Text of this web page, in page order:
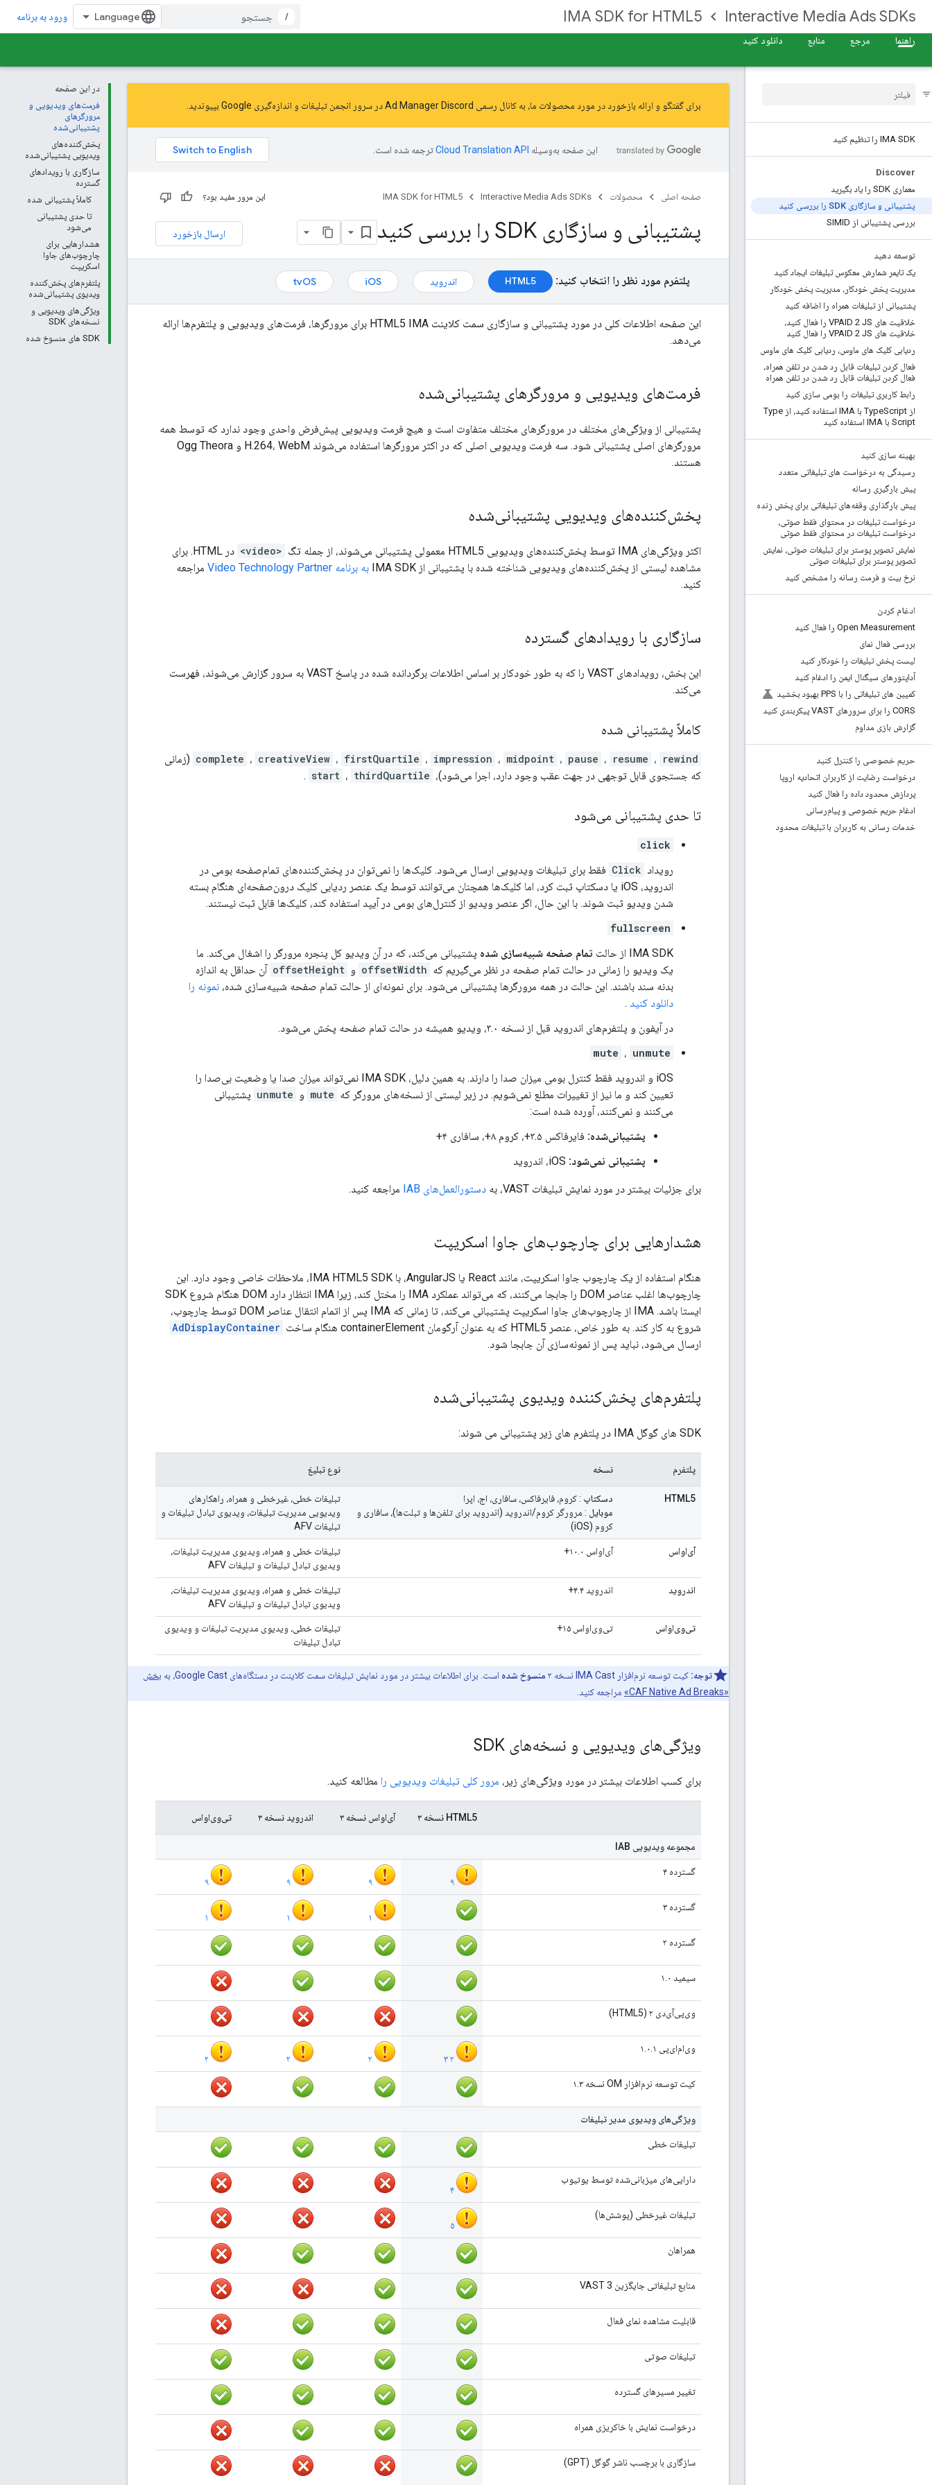
Interactive Media Ads SDKs
IMA SDK for HTML5
/ ورود به برنامه
راهنما مرجع منابع دانلود کنید
IMA SDK را تنظیم کنید
Discover
معماری SDK را یاد بگیرید
پشتیبانی و سازگاری SDK را بررسی کنید
بررسی پشتیبانی از SIMID
توسعه دهید
یک تایمر شمارش معکوس تبلیغات ایجاد کنید
مدیریت پخش خودکار، مدیریت پخش خودکار
پشتیبانی از تبلیغات همراه را اضافه کنید
خلاقیت های VPAID 2 JS را فعال کنید،
خلاقیت های VPAID 2 JS را فعال کنید
ردیابی کلیک های ماوس، ردیابی کلیک های ماوس
فعال کردن تبلیغات قابل رد شدن در تلفن همراه،
فعال کردن تبلیغات قابل رد شدن در تلفن همراه
رابط کاربری تبلیغات را بومی سازی کنید
از Type Script با IMA استفاده کنید، از Type
Script با IMA استفاده کنید
بهینه سازی کنید
رسیدگی به درخواست های تبلیغاتی متعدد
پیش بارگیری رسانه
پیش بارگذاری وقفه‌های تبلیغاتی برای پخش زنده
درخواست تبلیغات در محتوای فقط صوتی،
درخواست تبلیغات در محتوای فقط صوتی
نمایش تصویر پوستر برای تبلیغات صوتی، نمایش
تصویر پوستر برای تبلیغات صوتی
نرخ بیت و فرمت رسانه را مشخص کنید
ادغام کردن
Open Measurement را فعال کنید
بررسی فعال نمای
لیست پخش تبلیغات را خودکار کنید
آداپتورهای سیگنال ایمن را ادغام کنید
کمپین های تبلیغاتی را با PPS بهبود بخشید
CORS را برای سرورهای VAST پیکربندی کنید
گزارش بازی مداوم
حریم خصوصی را کنترل کنید
درخواست رضایت از کاربران اتحادیه اروپا
پردازش محدود داده را فعال کنید
ادغام حریم خصوصی و پیام‌رسانی
خدمات رسانی به کاربران با تبلیغات محدود
در این صفحه
فرمت‌های ویدیویی و
مرورگرهای
پشتیبانی‌شده
پخش‌کننده‌های
ویدیویی پشتیبانی‌شده
سازگاری با رویدادهای
گسترده
کاملاً پشتیبانی شده
تا حدی پشتیبانی
می‌شود
هشدارهایی برای
چارچوب‌های جاوا
اسکریپت
پلتفرم‌های پخش‌کننده
ویدیوی پشتیبانی‌شده
ویژگی‌های ویدیویی و
نسخه‌های SDK
SDK های منسوخ شده
برای گفتگو و ارائه بازخورد در مورد محصولات ما، به کانال رسمی Ad Manager Discord در سرور انجمن تبلیغات و اندازه‌گیری Google بپیوندید.
این صفحه به‌وسیله ترجمه شده است.
صفحه اصلی محصولات Interactive Media Ads SDKs
IMA SDK for HTML5 این مرور مفید بود؟
ارسال بازخورد پشتیبانی و سازگاری SDK را بررسی کنید
پلتفرم مورد نظر را انتخاب کنید: HTML5 اندروید iOS
tvOS
این صفحه اطلاعات کلی در مورد پشتیبانی و سازگاری سمت کلاینت HTML5 IMA برای مرورگرها، فرمت‌های ویدیویی و پلتفرم‌ها ارائه
می‌دهد.
فرمت‌های ویدیویی و مرورگرهای پشتیبانی‌شده
پشتیبانی از ویژگی‌های مختلف در مرورگرهای مختلف متفاوت است و هیچ فرمت ویدیویی پیش‌فرض واحدی وجود ندارد که توسط همه
مرورگرهای اصلی پشتیبانی شود. سه فرمت ویدیویی اصلی که در اکثر مرورگرها استفاده می‌شوند H.264، WebM و Ogg Theora
هستند.
پخش‌کننده‌های ویدیویی پشتیبانی‌شده
اکثر ویژگی‌های IMA توسط پخش‌کننده‌های ویدیویی HTML5 معمولی پشتیبانی می‌شوند، از جمله تگ <video>
در HTML. برای
مشاهده لیستی از پخش‌کننده‌های ویدیویی شناخته شده با پشتیبانی از IMA SDK
به برنامه Video Technology Partner
مراجعه
کنید.
سازگاری با رویدادهای گسترده
این بخش، رویدادهای VAST را که به طور خودکار بر اساس اطلاعات برگردانده شده در پاسخ VAST به سرور گزارش می‌شوند، فهرست
می‌کند.
کاملاً پشتیبانی شده
complete ، creativeView ، firstQuartile ، impression ، midpoint ، pause ، resume ، rewind
(زمانی
که جستجوی قابل توجهی در جهت عقب وجود دارد، اجرا می‌شود)،
start ، thirdQuartile
.
تا حدی پشتیبانی می‌شود
click
رویداد Click فقط برای تبلیغات ویدیویی ارسال می‌شود. کلیک‌ها را نمی‌توان در پخش‌کننده‌های تمام‌صفحه بومی در
اندروید، iOS یا دسکتاپ ثبت کرد، اما کلیک‌ها همچنان می‌توانند توسط یک عنصر ردیابی کلیک درون‌صفحه‌ای هنگام بسته
شدن ویدیو ثبت شوند. با این حال، اگر عنصر ویدیو از کنترل‌های بومی در آیپد استفاده کند، کلیک‌ها قابل ثبت نیستند.
fullscreen
IMA SDK از حالت
تمام صفحه شبیه‌سازی شده پشتیبانی می‌کند، که در آن ویدیو کل پنجره مرورگر را اشغال می‌کند. ما
یک ویدیو را زمانی در حالت تمام صفحه در نظر می‌گیریم که offsetWidth و offsetHeight آن حداقل به اندازه
بدنه سند باشند. این حالت در همه مرورگرها پشتیبانی می‌شود. برای نمونه‌ای از حالت تمام صفحه شبیه‌سازی شده، نمونه را
دانلود کنید .
در آیفون و پلتفرم‌های اندروید قبل از نسخه ۳.۰، ویدیو همیشه در حالت تمام صفحه پخش می‌شود.
mute ، unmute
iOS و اندروید فقط کنترل بومی میزان صدا را دارند. به همین دلیل، IMA SDK نمی‌تواند میزان صدا یا وضعیت بی‌صدا را
تعیین کند و ما نیز از تغییرات مطلع نمی‌شویم. در زیر لیستی از نسخه‌های مرورگر که mute و unmute پشتیبانی
می‌کنند و نمی‌کنند، آورده شده است:
پشتیبانی‌شده: فایرفاکس ۳.۵+، کروم ۸+، سافاری ۴+
پشتیبانی نمی‌شود:
برای جزئیات بیشتر در مورد نمایش تبلیغات VAST، به دستورالعمل‌های IAB مراجعه کنید.
هشدارهایی برای چارچوب‌های جاوا اسکریپت
هنگام استفاده از یک چارچوب جاوا اسکریپت، مانند React یا AngularJS، با IMA HTML5 SDK، ملاحظات خاصی وجود دارد. این
چارچوب‌ها اغلب عناصر DOM را جابجا می‌کنند، که می‌تواند عملکرد IMA را مختل کند، زیرا IMA انتظار دارد DOM هنگام شروع SDK
ایستا باشد. IMA از چارچوب‌های جاوا اسکریپت پشتیبانی می‌کند، تا زمانی که IMA پس از اتمام انتقال عناصر DOM توسط چارچوب،
شروع به کار کند. به طور خاص، عنصر HTML5 که به عنوان آرگومان containerElement هنگام ساخت
AdDisplayContainer
ارسال می‌شود، نباید پس از نمونه‌سازی آن جابجا شود.
پلتفرم‌های پخش‌کننده ویدیوی پشتیبانی‌شده
SDK های گوگل IMA در پلتفرم های زیر پشتیبانی می شوند:
پلتفرم نسخه نوع تبلیغ
HTML5 دسکتاپ : کروم، فایرفاکس، سافاری، اج، اپرا
موبایل : مرورگر کروم/اندروید (اندروید برای تلفن‌ها و تبلت‌ها)، سافاری و
کروم (iOS)
تبلیغات خطی، غیرخطی و همراه، راهکارهای
ویدیویی مدیریت تبلیغات، ویدیوی تبادل تبلیغات و
تبلیغات AFV
آی‌او‌اس آی‌او‌اس ۱۰.۰+
تبلیغات خطی و همراه، ویدیوی مدیریت تبلیغات،
ویدیوی تبادل تبلیغات و تبلیغات AFV
اندروید اندروید ۴.۴+
تبلیغات خطی و همراه، ویدیوی مدیریت تبلیغات،
ویدیوی تبادل تبلیغات و تبلیغات AFV
تی‌وی‌او‌اس تی‌وی‌او‌اس ۱۵+
تبلیغات خطی، ویدیوی مدیریت تبلیغات و ویدیوی
تبادل تبلیغات
توجه: کیت توسعه نرم‌افزار IMA Cast نسخه ۲ منسوخ شده است. برای اطلاعات بیشتر در مورد نمایش تبلیغات سمت کلاینت در دستگاه‌های Google Cast، به
بخش
«CAF Native Ad Breaks»
مراجعه کنید.
ویژگی‌های ویدیویی و نسخه‌های SDK
برای کسب اطلاعات بیشتر در مورد ویژگی‌های زیر، مرور کلی تبلیغات ویدیویی را مطالعه کنید.
HTML5 نسخه ۳ آی‌او‌اس نسخه ۳ اندروید نسخه ۳ تی‌وی‌او‌اس
مجموعه ویدیویی IAB
گسترده ۴
۹
۹ ۹ ۹
گسترده ۳
۱
۱ ۱
گسترده ۲
سیمید ۱.۰
وی‌پی‌آی‌دی ۲ (HTML5)
وی‌ام‌ای‌پی ۱.۰.۱
۲۳ ۲ ۲ ۲
کیت توسعه نرم‌افزار OM نسخه ۱.۳
ویژگی‌های ویدیوی مدیر تبلیغات
تبلیغات خطی
دارایی‌های میزبانی‌شده توسط یوتیوب
۴
تبلیغات غیرخطی (پوشش‌ها)
۵
همراهان
منابع تبلیغاتی جایگزین VAST 3
قابلیت مشاهده نمای فعال
تبلیغات صوتی
تغییر مسیرهای گسترده
درخواست نمایش با خاکریزی همراه
سازگاری با برچسب ناشر گوگل (GPT)